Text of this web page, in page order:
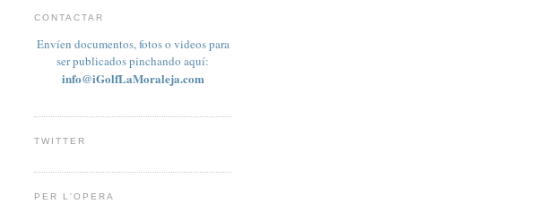
CONTACTAR
Envíen documentos, fotos o videos para
ser publicados pinchando aquí:
info@iGolfLaMoraleja.com
TWITTER
PER L'OPERA